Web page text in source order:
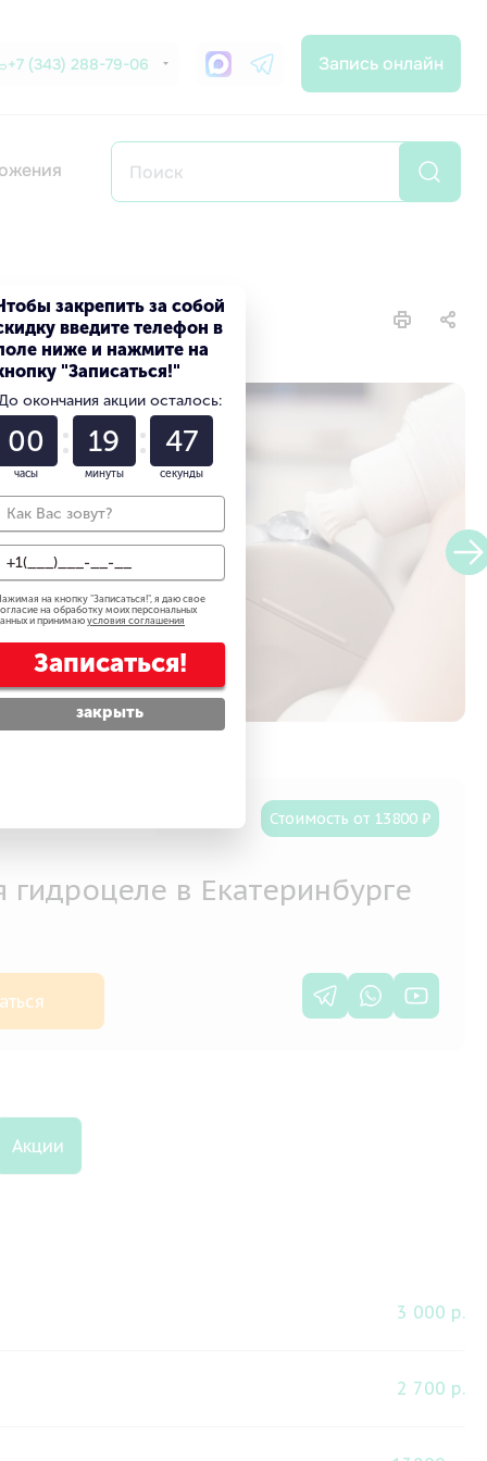
+7 (343) 288-79-06 Запись онлайн
9 человек Стоимость от 13800 ₽
гидроцеле в Екатеринбурге
Акции
3 000 р.
2 700 р.
закрепить за собой
введите телефон в
ниже и нажмите на
"Записаться!"
окончания акции осталось:
00
часы
19
минуты
45
секунды
на кнопку "Записаться!", я даю свое
на обработку моих персональных
и принимаю условия соглашения
Записаться!
закрыть